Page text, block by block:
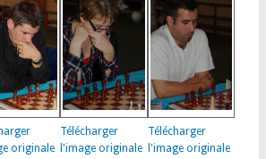
originale
Télécharger
l'image originale
Télécharger
l'image originale